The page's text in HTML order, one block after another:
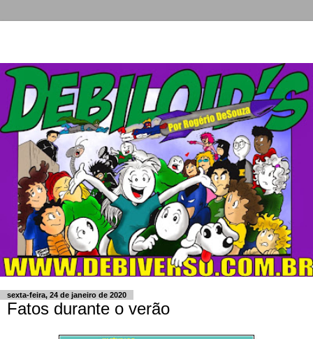
sexta-feira, 24 de janeiro de 2020
Fatos durante o verão